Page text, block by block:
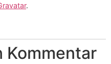
.
Kommentar